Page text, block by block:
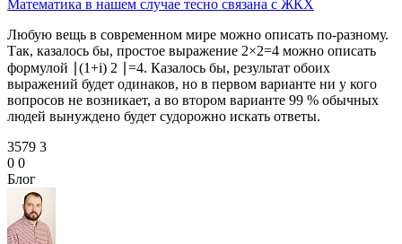
Математика в нашем случае тесно связана с ЖКХ
Любую вещь в современном мире можно описать по‑разному.
Так, казалось бы, простое выражение 2×2=4 можно описать
формулой ∣(1+i) 2 ∣=4. Казалось бы, результат обоих
выражений будет одинаков, но в первом варианте ни у кого
вопросов не возникает, а во втором варианте 99 % обычных
людей вынуждено будет судорожно искать ответы.
3579 3
0 0
Блог